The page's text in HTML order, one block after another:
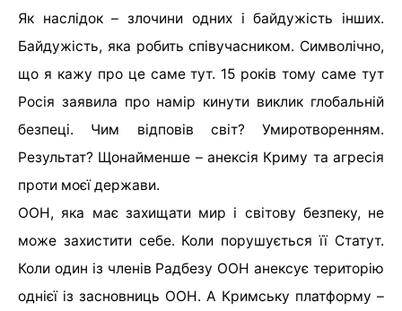
Як наслідок – злочини одних і байдужість інших.
Байдужість, яка робить співучасником. Символічно,
що я кажу про це саме тут. 15 років тому саме тут
Росія заявила про намір кинути виклик глобальній
безпеці. Чим відповів світ? Умиротворенням.
Результат? Щонайменше – анексія Криму та агресія
проти моєї держави.
ООН, яка має захищати мир і світову безпеку, не
може захистити себе. Коли порушується її Статут.
Коли один із членів Радбезу ООН анексує територію
однієї із засновниць ООН. А Кримську платформу –